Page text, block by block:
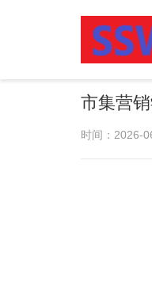
市集营
时间：2026-